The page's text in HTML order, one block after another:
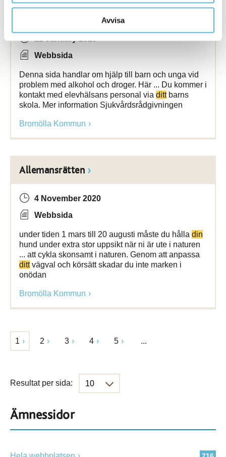
Avvisa
Alkohol och droger
Webbsida
Denna sida handlar om hjälp till barn och unga vid
problem med alkohol och droger. Här ... Du kommer i
kontakt med elevhälsans personal via dittbarns
skola. Mer information Sjukvårdsrådgivningen
Bromölla Kommun
Allemansrätten
4 November 2020
Webbsida
under tiden 1 mars till 20 augusti måste du hålla din
hund under extra stor uppsikt när ni är ute i naturen
... att cykla skonsamt i naturen. Genom att anpassa
dittvägval och körsätt skadar du inte marken i
onödan
Bromölla Kommun
1 2 3 4 5 ...
Resultat per sida:
Ämnessidor